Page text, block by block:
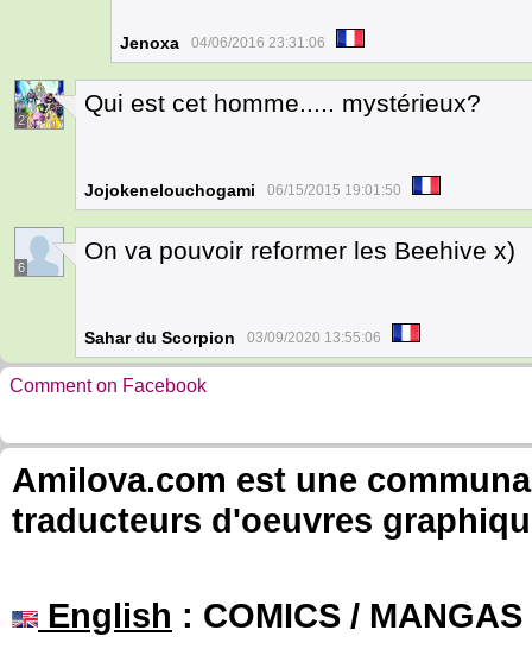
Jenoxa 04/06/2016 23:31:06
2
Qui est cet homme..... mystérieux?
Jojokenelouchogami 06/15/2015 19:01:50
6
On va pouvoir reformer les Beehive x)
Sahar du Scorpion 03/09/2020 13:55:06
Comment on Facebook
Amilova.com est une
traducteurs d'oeuvres
English : COMICS /